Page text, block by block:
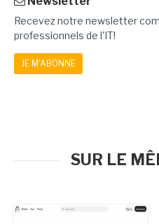
Recevez notre newsletter
professionnels de l'IT!
JE M'ABONNE
SUR LE